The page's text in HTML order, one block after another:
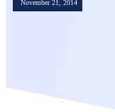
November 21, 2014